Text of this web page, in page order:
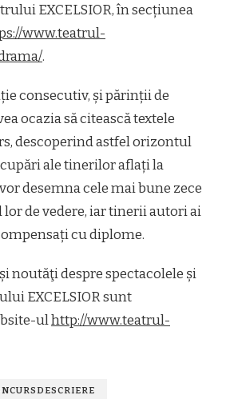
EXCELSIOR, în secțiunea
www.teatrul-
.
consecutiv, și părinții de
ocazia să citească textele
descoperind astfel orizontul
ale tinerilor aflați la
desemna cele mai bune zece
de vedere, iar tinerii autori ai
cu diplome.
noutăţi despre spectacolele și
EXCELSIOR sunt
ulhttp://www.teatrul-